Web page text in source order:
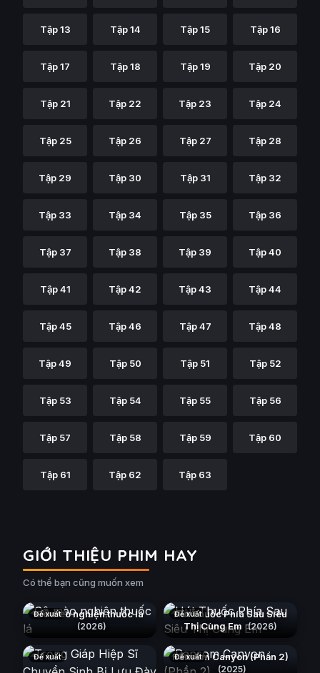
Tập 13 Tập 14 Tập 15 Tập 16
Tập 17 Tập 18 Tập 19 Tập 20
Tập 21 Tập 22 Tập 23 Tập 24
Tập 25 Tập 26 Tập 27 Tập 28
Tập 29 Tập 30 Tập 31 Tập 32
Tập 33 Tập 34 Tập 35 Tập 36
Tập 37 Tập 38 Tập 39 Tập 40
Tập 41 Tập 42 Tập 43 Tập 44
Tập 45 Tập 46 Tập 47 Tập 48
Tập 49 Tập 50 Tập 51 Tập 52
Tập 53 Tập 54 Tập 55 Tập 56
Tập 57 Tập 58 Tập 59 Tập 60
Tập 61 Tập 62 Tập 63
GIỚI THIỆU PHIM HAY
Có thể bạn cũng muốn xem
Đề xuất
Cô mèo nghiện thuốc lá
(2026)
Đề xuất
Hút Thuốc Phía Sau Siêu
Thị Cùng Em (2026)
Đề xuất Đề xuất
Ransom Canyon (Phần 2)
(2025)